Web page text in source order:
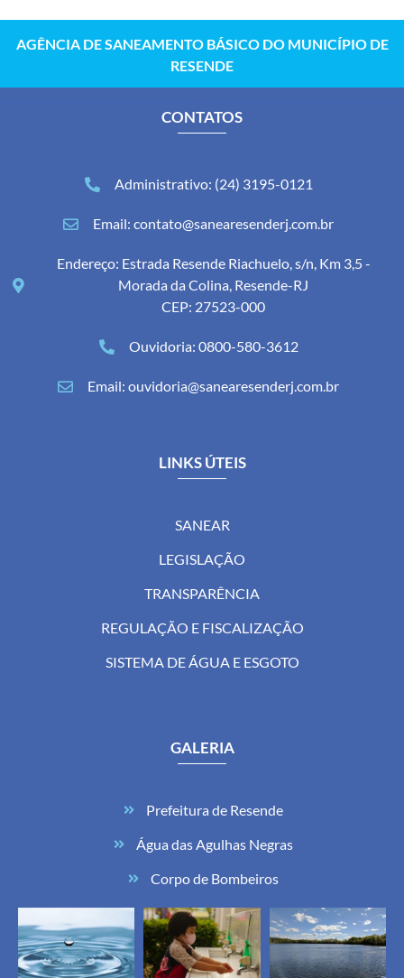
AGÊNCIA DE SANEAMENTO BÁSICO DO MUNICÍPIO DE
RESENDE
CONTATOS
Administrativo: (24) 3195-0121
Email: contato@sanearesenderj.com.br
Endereço: Estrada Resende Riachuelo, s/n, Km 3,5 -
Morada da Colina, Resende-RJ
CEP: 27523-000
Ouvidoria: 0800-580-3612
Email: ouvidoria@sanearesenderj.com.br
LINKS ÚTEIS
SANEAR
LEGISLAÇÃO
TRANSPARÊNCIA
REGULAÇÃO E FISCALIZAÇÃO
SISTEMA DE ÁGUA E ESGOTO
GALERIA
Prefeitura de Resende
Água das Agulhas Negras
Corpo de Bombeiros